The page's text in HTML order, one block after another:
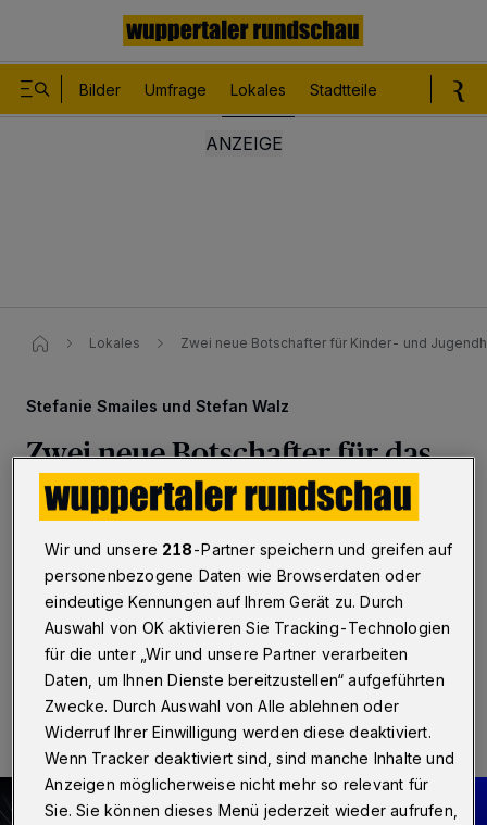
Bilder Umfrage Lokales Stadtteile
Lokales Zwei neue Botschafter für Kinder- und
Stefanie Smailes und Stefan Walz
Zwei neue Botschafter für das
Kinder- und Jugendhospiz
Wuppertal·Das Bergische Kinder- und Jugendhospiz
hat zwei neue Botschafter. Stefanie Smailes und
Stefan Walz wurden nun offiziell ernannt.
17.11.2025 , 18:30 Uhr Eine Minute Lesezeit
Wir und unsere 218-Partner speichern und greifen auf
personenbezogene Daten wie Browserdaten oder
eindeutige Kennungen auf Ihrem Gerät zu. Durch
Auswahl von OK aktivieren Sie Tracking-Technologien
für die unter „Wir und unsere Partner verarbeiten
Daten, um Ihnen Dienste bereitzustellen“ aufgeführten
Zwecke. Durch Auswahl von Alle ablehnen oder
Widerruf Ihrer Einwilligung werden diese deaktiviert.
Wenn Tracker deaktiviert sind, sind manche Inhalte und
Anzeigen möglicherweise nicht mehr so relevant für
Sie. Sie können dieses Menü jederzeit wieder aufrufen,